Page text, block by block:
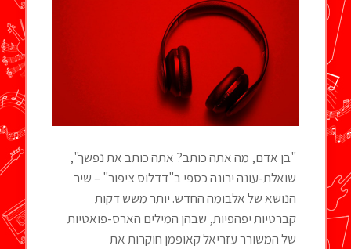
"בן אדם, מה אתה כותב? אתה כותב את נפשך",
שואלת-עונה ירונה כספי ב"דדלוס ציפור" – שיר
הנושא של אלבומה החדש. יותר משש דקות
קברטיות יפהפיות, שבהן המילים הארס-פואטיות
של המשורר עזריאל קאופמן חוקרות את